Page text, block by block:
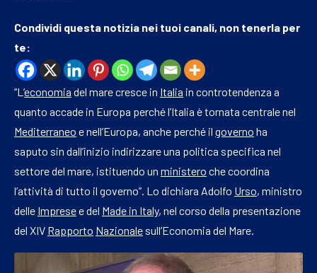
Condividi questa notizia nei tuoi canali, non tenerla per
te:
“L’economia del mare cresce in Italia in controtendenza a
quanto accade in Europa perché l’Italia è tornata centrale nel
Mediterraneo e nell’Europa, anche perché il governo ha
saputo sin dall’inizio indirizzare una politica specifica nel
settore del mare, istituendo un ministero che coordina
l’attività di tutto il governo”. Lo dichiara Adolfo Urso, ministro
delle Impresee del Made in Italy, nel corso della presentazione
del XIV Rapporto Nazionale sull’Economia del Mare.